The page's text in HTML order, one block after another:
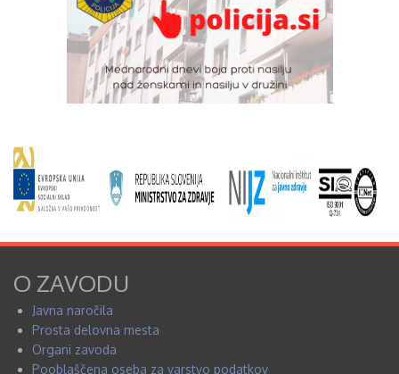
O ZAVODU
Javna naročila
Prosta delovna mesta
Organi zavoda
Pooblaščena oseba za varstvo podatkov